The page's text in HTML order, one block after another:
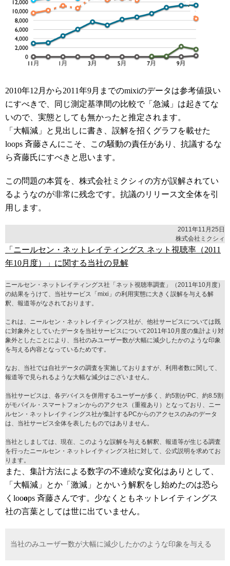
2010年12月から2011年9月までのmixiのデータは参考値扱い
にすべきで、同じ測定基準間の比較で「急減」は起きてな
いので、実態としても無かったと推定されます。
「大幅減」と見出しに書き、誤解を招くグラフを載せた
loops 斉藤さんにこそ、この騒動の責任があり、抗議するな
ら斉藤氏にすべきと思います。
この問題の本質を、株式会社ミクシィの方が誤解されてい
るようなのが非常に残念です。抗議のリリース文全体を引
用します。
2011年11月25日
株式会社ミクシィ
「ニールセン・ネットレイティングス ネット視聴率（2011
年10月度）」に関する当社の見解
ニールセン・ネットレイティングス社「ネット視聴率調査」（2011年10月度）
の結果をうけて、当社サービス「mixi」の利用実態に大きく誤解を与える解
釈、報道等がなされております。
これは、ニールセン・ネットレイティングス社が、他社サービスについては既
に対象外としていたデータを当社サービスについて2011年10月度の集計より対
象外としたことにより、当社のみユーザー数が大幅に減少したかのような印象
を与える内容となっているためです。
なお、当社では自社データの調査を実施しておりますが、利用者数に関して、
報道等で見られるような大幅な減少はございません。
当社サービスは、各デバイスを併用するユーザーが多く、約5割がPC、約8.5割
がモバイル・スマートフォンからのアクセス（重複あり）となっており、ニー
ルセン・ネットレイティングス社が集計するPCからのアクセスのみのデータ
は、当社サービス全体を表したものではありません。
当社としましては、現在、このような誤解を与える解釈、報道等が生じる調査
を行ったニールセン・ネットレイティングス社に対して、公式説明を求めてお
ります。
また、集計方法による数字の不連続な変化はありとして、
「大幅減」とか「激減」とかいう解釈をし始めたのは恐ら
くlooops 斉藤さんです。少なくともネットレイティングス
社の言葉としては世に出ていません。
当社のみユーザー数が大幅に減少したかのような印象を与える